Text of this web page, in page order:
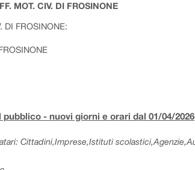
MOT. CIV. DI FROSINONE
DI FROSINONE:
- nuovi giorni e orari dal 01/04/2026
Cittadini,Imprese,Istituti